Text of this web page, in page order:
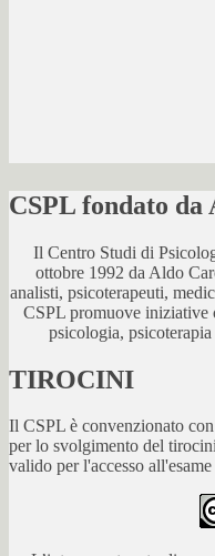
CSPL fondato da
Il Centro Studi di
ottobre 1992 da Aldo
analisti, psicoterapeuti,
CSPL promuove iniziative
psicologia,
TIROCINI
Il CSPL è convenzionato
per lo svolgimento del
valido per l'accesso